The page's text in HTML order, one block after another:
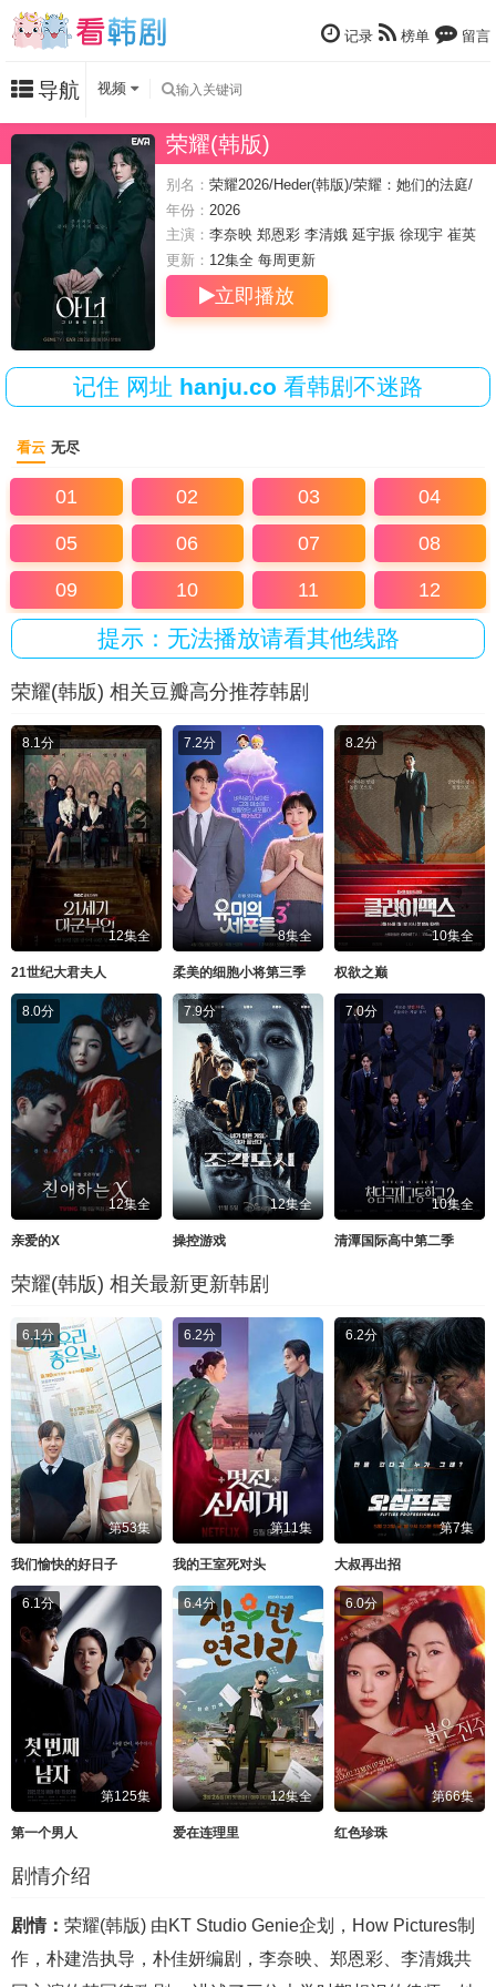
记录 榜单 留言
导航 视频
荣耀(韩版)
别名： 荣耀2026/Heder(韩版)/荣耀：她们的法庭/
荣誉
年份： 2026
主演： 李奈映 郑恩彩 李清娥 延宇振 徐现宇 崔英
俊
更新： 12集全 每周更新
立即播放
记住 网址 hanju.co 看韩剧不迷路
看云 无尽
01 02 03 04
05 06 07 08
09 10 11 12
提示：无法播放请看其他线路
荣耀(韩版) 相关豆瓣高分推荐韩剧
8.1分
12集全
21世纪大君夫人
7.2分
8集全
柔美的细胞小将第三季
8.2分
10集全
权欲之巅
8.0分
12集全
亲爱的X
7.9分
12集全
操控游戏
7.0分
10集全
清潭国际高中第二季
荣耀(韩版) 相关最新更新韩剧
6.1分
第53集
我们愉快的好日子
6.2分
第11集
我的王室死对头
6.2分
第7集
大叔再出招
6.1分
第125集
第一个男人
6.4分
12集全
爱在连理里
6.0分
第66集
红色珍珠
剧情介绍
剧情： 荣耀(韩版) 由KT Studio Genie企划，How Pictures制
作，朴建浩执导，朴佳妍编剧，李奈映、郑恩彩、李清娥共